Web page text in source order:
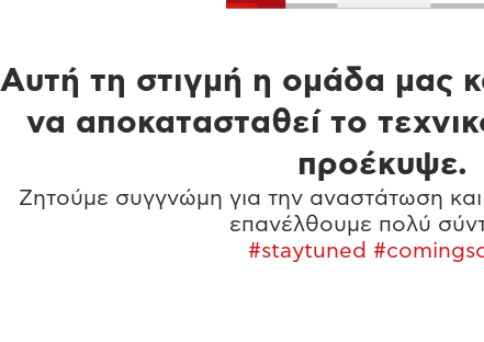
Αυτή τη στιγμή η ομάδα μας
να αποκατασταθεί το
προέκυψε.
Ζητούμε συγγνώμη για την αναστάτωση και
επανέλθουμε πολύ
#staytuned